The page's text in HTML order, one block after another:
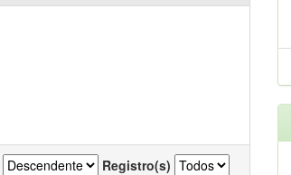
Registro(s)